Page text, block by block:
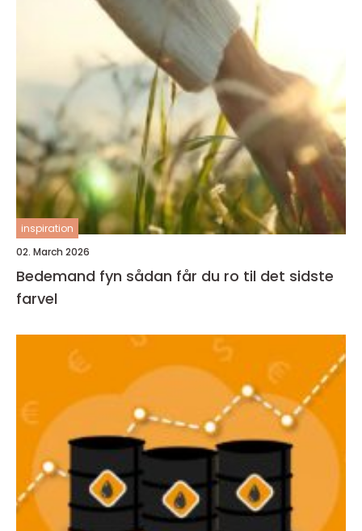
inspiration
02. March 2026
Bedemand fyn sådan får du ro til det sidste
farvel